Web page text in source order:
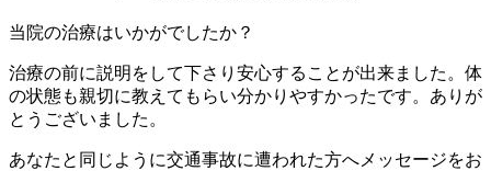
当院の治療はいかがでしたか？
治療の前に説明をして下さり安心することが出来ました。体
の状態も親切に教えてもらい分かりやすかったです。ありが
とうございました。
あなたと同じように交通事故に遭われた方へメッセージをお